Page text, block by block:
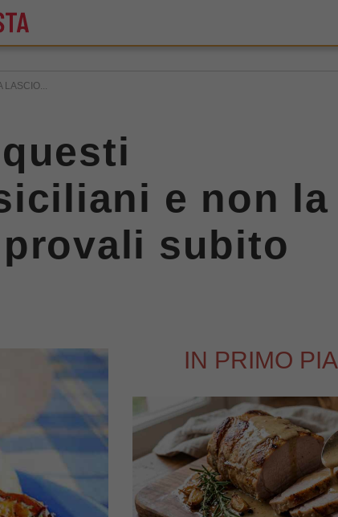
LASCIO...
e non la
subito
IN PRIMO